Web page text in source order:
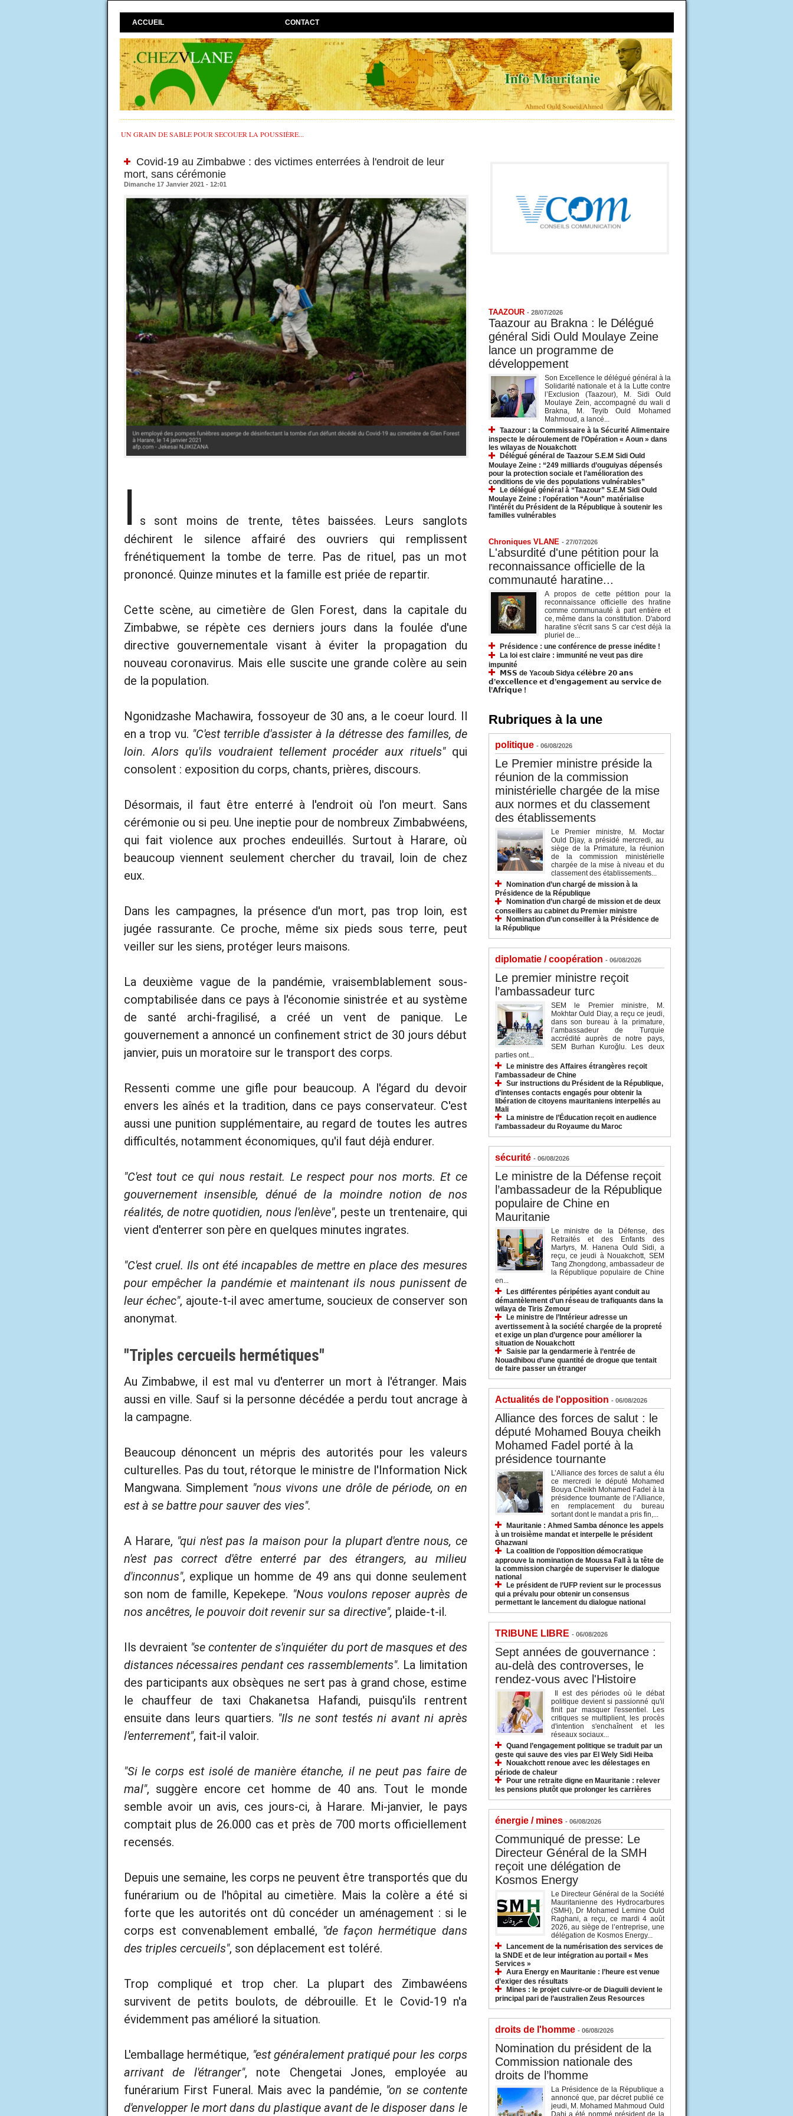
ACCUEIL CONTACT
UN GRAIN DE SABLE POUR SECOUER LA POUSSIÈRE...
Covid-19 au Zimbabwe : des victimes enterrées à l'endroit de leur
mort, sans cérémonie
Dimanche 17 Janvier 2021 - 12:01
l s sont moins de trente, têtes baissées. Leurs sanglots
déchirent le silence affairé des ouvriers qui remplissent
frénétiquement la tombe de terre. Pas de rituel, pas un mot
prononcé. Quinze minutes et la famille est priée de repartir.
Cette scène, au cimetière de Glen Forest, dans la capitale du
Zimbabwe, se répète ces derniers jours dans la foulée d'une
directive gouvernementale visant à éviter la propagation du
nouveau coronavirus. Mais elle suscite une grande colère au sein
de la population.
Ngonidzashe Machawira, fossoyeur de 30 ans, a le coeur lourd. Il
en a trop vu. "C'est terrible d'assister à la détresse des familles, de
loin. Alors qu'ils voudraient tellement procéder aux rituels"qui
consolent : exposition du corps, chants, prières, discours.
Désormais, il faut être enterré à l'endroit où l'on meurt. Sans
cérémonie ou si peu. Une ineptie pour de nombreux Zimbabwéens,
qui fait violence aux proches endeuillés. Surtout à Harare, où
beaucoup viennent seulement chercher du travail, loin de chez
eux.
Dans les campagnes, la présence d'un mort, pas trop loin, est
jugée rassurante. Ce proche, même six pieds sous terre, peut
veiller sur les siens, protéger leurs maisons.
La deuxième vague de la pandémie, vraisemblablement sous-
comptabilisée dans ce pays à l'économie sinistrée et au système
de santé archi-fragilisé, a créé un vent de panique. Le
gouvernement a annoncé un confinement strict de 30 jours début
janvier, puis un moratoire sur le transport des corps.
Ressenti comme une gifle pour beaucoup. A l'égard du devoir
envers les aînés et la tradition, dans ce pays conservateur. C'est
aussi une punition supplémentaire, au regard de toutes les autres
difficultés, notamment économiques, qu'il faut déjà endurer.
"C'est tout ce qui nous restait. Le respect pour nos morts. Et ce
gouvernement insensible, dénué de la moindre notion de nos
réalités, de notre quotidien, nous l'enlève", peste un trentenaire, qui
vient d'enterrer son père en quelques minutes ingrates.
"C'est cruel. Ils ont été incapables de mettre en place des mesures
pour empêcher la pandémie et maintenant ils nous punissent de
leur échec", ajoute-t-il avec amertume, soucieux de conserver son
anonymat.
"Triples cercueils hermétiques"
Au Zimbabwe, il est mal vu d'enterrer un mort à l'étranger. Mais
aussi en ville. Sauf si la personne décédée a perdu tout ancrage à
la campagne.
Beaucoup dénoncent un mépris des autorités pour les valeurs
culturelles. Pas du tout, rétorque le ministre de l'Information Nick
Mangwana. Simplement "nous vivons une drôle de période, on en
est à se battre pour sauver des vies".
A Harare, "qui n'est pas la maison pour la plupart d'entre nous, ce
n'est pas correct d'être enterré par des étrangers, au milieu
d'inconnus", explique un homme de 49 ans qui donne seulement
son nom de famille, Kepekepe. "Nous voulons reposer auprès de
nos ancêtres, le pouvoir doit revenir sur sa directive", plaide-t-il.
Ils devraient "se contenter de s'inquiéter du port de masques et des
distances nécessaires pendant ces rassemblements". La limitation
des participants aux obsèques ne sert pas à grand chose, estime
le chauffeur de taxi Chakanetsa Hafandi, puisqu'ils rentrent
ensuite dans leurs quartiers. "Ils ne sont testés ni avant ni après
l'enterrement", fait-il valoir.
"Si le corps est isolé de manière étanche, il ne peut pas faire de
mal", suggère encore cet homme de 40 ans. Tout le monde
semble avoir un avis, ces jours-ci, à Harare. Mi-janvier, le pays
comptait plus de 26.000 cas et près de 700 morts officiellement
recensés.
Depuis une semaine, les corps ne peuvent être transportés que du
funérarium ou de l'hôpital au cimetière. Mais la colère a été si
forte que les autorités ont dû concéder un aménagement : si le
corps est convenablement emballé, "de façon hermétique dans
des triples cercueils", son déplacement est toléré.
Trop compliqué et trop cher. La plupart des Zimbawéens
survivent de petits boulots, de débrouille. Et le Covid-19 n'a
évidemment pas amélioré la situation.
L'emballage hermétique, "est généralement pratiqué pour les corps
arrivant de l'étranger", note Chengetai Jones, employée au
funérarium First Funeral. Mais avec la pandémie, "on se contente
d'envelopper le mort dans du plastique avant de le disposer dans le
TAAZOUR - 28/07/2026
Taazour au Brakna : le Délégué
général Sidi Ould Moulaye Zeine
lance un programme de
développement
Son Excellence le délégué général à la
Solidarité nationale et à la Lutte contre
l’Exclusion (Taazour), M. Sidi Ould
Moulaye Zein, accompagné du wali d
Brakna, M. Teyib Ould Mohamed
Mahmoud, a lancé...
Taazour : la Commissaire à la Sécurité Alimentaire
inspecte le déroulement de l’Opération « Aoun » dans
les wilayas de Nouakchott
Délégué général de Taazour S.E.M Sidi Ould
Moulaye Zeine : “249 milliards d’ouguiyas dépensés
pour la protection sociale et l’amélioration des
conditions de vie des populations vulnérables”
Le délégué général à “Taazour” S.E.M Sidi Ould
Moulaye Zeine : l’opération “Aoun” matérialise
l’intérêt du Président de la République à soutenir les
familles vulnérables
Chroniques VLANE - 27/07/2026
L'absurdité d'une pétition pour la
reconnaissance officielle de la
communauté haratine...
A propos de cette pétition pour la
reconnaissance officielle des hratine
comme communauté à part entière et
ce, même dans la constitution. D'abord
haratine s'écrit sans S car c'est déjà la
pluriel de...
Présidence : une conférence de presse inédite !
La loi est claire : immunité ne veut pas dire
impunité
𝗠𝗦𝗦 de Yacoub Sidya 𝗰𝗲́𝗹𝗲̀𝗯𝗿𝗲 𝟮𝟬 𝗮𝗻𝘀
𝗱’𝗲𝘅𝗰𝗲𝗹𝗹𝗲𝗻𝗰𝗲 𝗲𝘁 𝗱’𝗲𝗻𝗴𝗮𝗴𝗲𝗺𝗲𝗻𝘁 𝗮𝘂 𝘀𝗲𝗿𝘃𝗶𝗰𝗲 𝗱𝗲
𝗹’𝗔𝗳𝗿𝗶𝗾𝘂𝗲 !
Rubriques à la une
politique - 06/08/2026
Le Premier ministre préside la
réunion de la commission
ministérielle chargée de la mise
aux normes et du classement
des établissements
Le Premier ministre, M. Moctar
Ould Djay, a présidé mercredi, au
siège de la Primature, la réunion
de la commission ministérielle
chargée de la mise à niveau et du
classement des établissements...
Nomination d’un chargé de mission à la
Présidence de la République
Nomination d’un chargé de mission et de deux
conseillers au cabinet du Premier ministre
Nomination d’un conseiller à la Présidence de
la République
diplomatie / coopération - 06/08/2026
Le premier ministre reçoit
l’ambassadeur turc
SEM le Premier ministre, M.
Mokhtar Ould Diay, a reçu ce jeudi,
dans son bureau à la primature,
l’ambassadeur de Turquie
accrédité auprès de notre pays,
SEM Burhan Kuroğlu. Les deux
parties ont...
Le ministre des Affaires étrangères reçoit
l’ambassadeur de Chine
Sur instructions du Président de la République,
d’intenses contacts engagés pour obtenir la
libération de citoyens mauritaniens interpellés au
Mali
La ministre de l’Éducation reçoit en audience
l’ambassadeur du Royaume du Maroc
sécurité - 06/08/2026
Le ministre de la Défense reçoit
l’ambassadeur de la République
populaire de Chine en
Mauritanie
Le ministre de la Défense, des
Retraités et des Enfants des
Martyrs, M. Hanena Ould Sidi, a
reçu, ce jeudi à Nouakchott, SEM
Tang Zhongdong, ambassadeur de
la République populaire de Chine
en...
Les différentes péripéties ayant conduit au
démantèlement d’un réseau de trafiquants dans la
wilaya de Tiris Zemour
Le ministre de l’Intérieur adresse un
avertissement à la société chargée de la propreté
et exige un plan d’urgence pour améliorer la
situation de Nouakchott
Saisie par la gendarmerie à l’entrée de
Nouadhibou d’une quantité de drogue que tentait
de faire passer un étranger
Actualités de l'opposition - 06/08/2026
Alliance des forces de salut : le
député Mohamed Bouya cheikh
Mohamed Fadel porté à la
présidence tournante
L’Alliance des forces de salut a élu
ce mercredi le député Mohamed
Bouya Cheikh Mohamed Fadel à la
présidence tournante de l’Alliance,
en remplacement du bureau
sortant dont le mandat a pris fin,...
Mauritanie : Ahmed Samba dénonce les appels
à un troisième mandat et interpelle le président
Ghazwani
La coalition de l’opposition démocratique
approuve la nomination de Moussa Fall à la tête de
la commission chargée de superviser le dialogue
national
Le président de l’UFP revient sur le processus
qui a prévalu pour obtenir un consensus
permettant le lancement du dialogue national
TRIBUNE LIBRE - 06/08/2026
Sept années de gouvernance :
au-delà des controverses, le
rendez-vous avec l'Histoire
Il est des périodes où le débat
politique devient si passionné qu'il
finit par masquer l'essentiel. Les
critiques se multiplient, les procès
d'intention s'enchaînent et les
réseaux sociaux...
Quand l’engagement politique se traduit par un
geste qui sauve des vies par El Wely Sidi Heiba
Nouakchott renoue avec les délestages en
période de chaleur
Pour une retraite digne en Mauritanie : relever
les pensions plutôt que prolonger les carrières
énergie / mines - 06/08/2026
Communiqué de presse: Le
Directeur Général de la SMH
reçoit une délégation de
Kosmos Energy
Le Directeur Général de la Société
Mauritanienne des Hydrocarbures
(SMH), Dr Mohamed Lemine Ould
Raghani, a reçu, ce mardi 4 août
2026, au siège de l’entreprise, une
délégation de Kosmos Energy...
Lancement de la numérisation des services de
la SNDE et de leur intégration au portail « Mes
Services »
Aura Energy en Mauritanie : l’heure est venue
d’exiger des résultats
Mines : le projet cuivre-or de Diaguili devient le
principal pari de l’australien Zeus Resources
droits de l'homme - 06/08/2026
Nomination du président de la
Commission nationale des
droits de l’homme
La Présidence de la République a
annoncé que, par décret publié ce
jeudi, M. Mohamed Mahmoud Ould
Dahi a été nommé président de la